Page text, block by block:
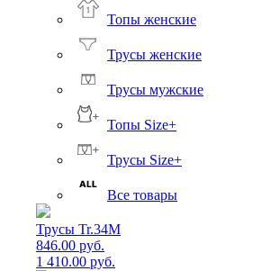
Топы женские
Трусы женские
Трусы мужские
Топы Size+
Трусы Size+
Все товары
Трусы Tr.34M
846.00 руб.
1 410.00 руб.